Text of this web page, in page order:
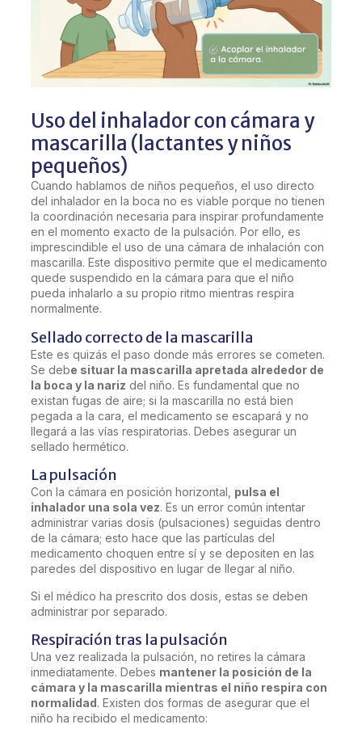
Uso del inhalador con cámara y
mascarilla (lactantes y niños
pequeños)
Cuando hablamos de niños pequeños, el uso directo
del inhalador en la boca no es viable porque no tienen
la coordinación necesaria para inspirar profundamente
en el momento exacto de la pulsación. Por ello, es
imprescindible el uso de una cámara de inhalación con
mascarilla. Este dispositivo permite que el medicamento
quede suspendido en la cámara para que el niño
pueda inhalarlo a su propio ritmo mientras respira
normalmente.
Sellado correcto de la mascarilla
Este es quizás el paso donde más errores se cometen.
Se debe situar la mascarilla apretada alrededor de
la boca y la nariz del niño. Es fundamental que no
existan fugas de aire; si la mascarilla no está bien
pegada a la cara, el medicamento se escapará y no
llegará a las vías respiratorias. Debes asegurar un
sellado hermético.
La pulsación
Con la cámara en posición horizontal, pulsa el
inhalador una sola vez. Es un error común intentar
administrar varias dosis (pulsaciones) seguidas dentro
de la cámara; esto hace que las partículas del
medicamento choquen entre sí y se depositen en las
paredes del dispositivo en lugar de llegar al niño.
Si el médico ha prescrito dos dosis, estas se deben
administrar por separado.
Respiración tras la pulsación
Una vez realizada la pulsación, no retires la cámara
inmediatamente. Debes mantener la posición de la
cámara y la mascarilla mientras el niño respira con
normalidad. Existen dos formas de asegurar que el
niño ha recibido el medicamento: